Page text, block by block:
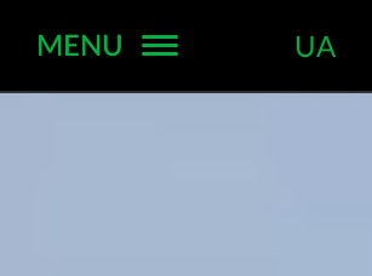
MENU UA